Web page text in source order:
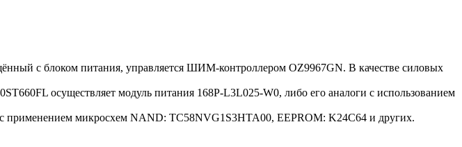
с блоком питания, управляется ШИМ-контроллером OZ9967GN. В качестве силовых
осуществляет модуль питания 168P-L3L025-W0, либо его аналоги c использованием
с применением микросхем NAND: TC58NVG1S3HTA00, EEPROM: K24C64 и других.